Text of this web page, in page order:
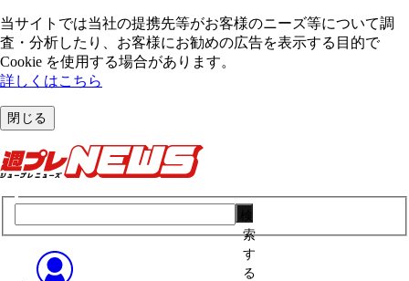
当サイトでは当社の提携先等がお客様のニーズ等について調
査・分析したり、お客様にお勧めの広告を表⽰する⽬的で
Cookie を使⽤する場合があります。
詳しくはこちら
閉じる
索
す
る